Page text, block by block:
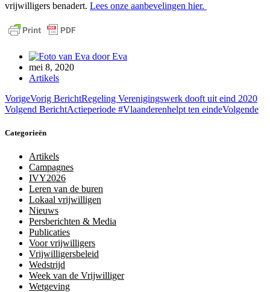
vrijwilligers benadert. Lees onze aanbevelingen hier.
doorEva
mei 8, 2020
Artikels
VorigeVorig BerichtRegeling Verenigingswerk dooft uit eind 2020
Volgend BerichtActieperiode #Vlaanderenhelpt ten eindeVolgende
Categorieën
Artikels
Campagnes
IVY2026
Leren van de buren
Lokaal vrijwilligen
Nieuws
Persberichten & Media
Publicaties
Voor vrijwilligers
Vrijwilligersbeleid
Wedstrijd
Week van de Vrijwilliger
Wetgeving